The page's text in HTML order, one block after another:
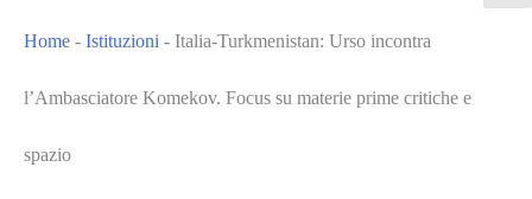
Home - Istituzioni - Italia-Turkmenistan: Urso incontra
l’Ambasciatore Komekov. Focus su materie prime critiche e
spazio